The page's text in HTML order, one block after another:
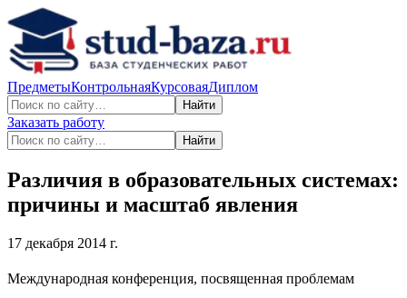
ПредметыКонтрольнаяКурсоваяДиплом
Найти
Заказать работу
Найти
Различия в образовательных системах:
причины и масштаб явления
17 декабря 2014 г.
Международная конференция, посвященная проблемам